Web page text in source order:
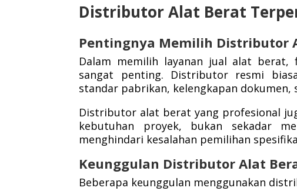
Distributor Alat Berat
Pentingnya Memilih Distributor
Dalam memilih layanan jual alat
sangat penting. Distributor resmi
standar pabrikan, kelengkapan
Distributor alat berat yang profesional
kebutuhan proyek, bukan sekadar
menghindari kesalahan pemilihan
Keunggulan Distributor Alat
Beberapa keunggulan menggunakan